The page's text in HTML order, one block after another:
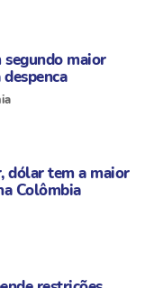
maior
dólar tem a maior
Colômbia